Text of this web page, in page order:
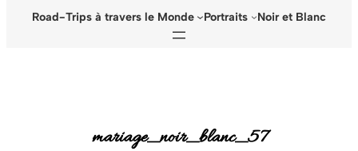
Road-Trips à travers le Monde Portraits Noir et Blanc
mariage_noir_blanc_57